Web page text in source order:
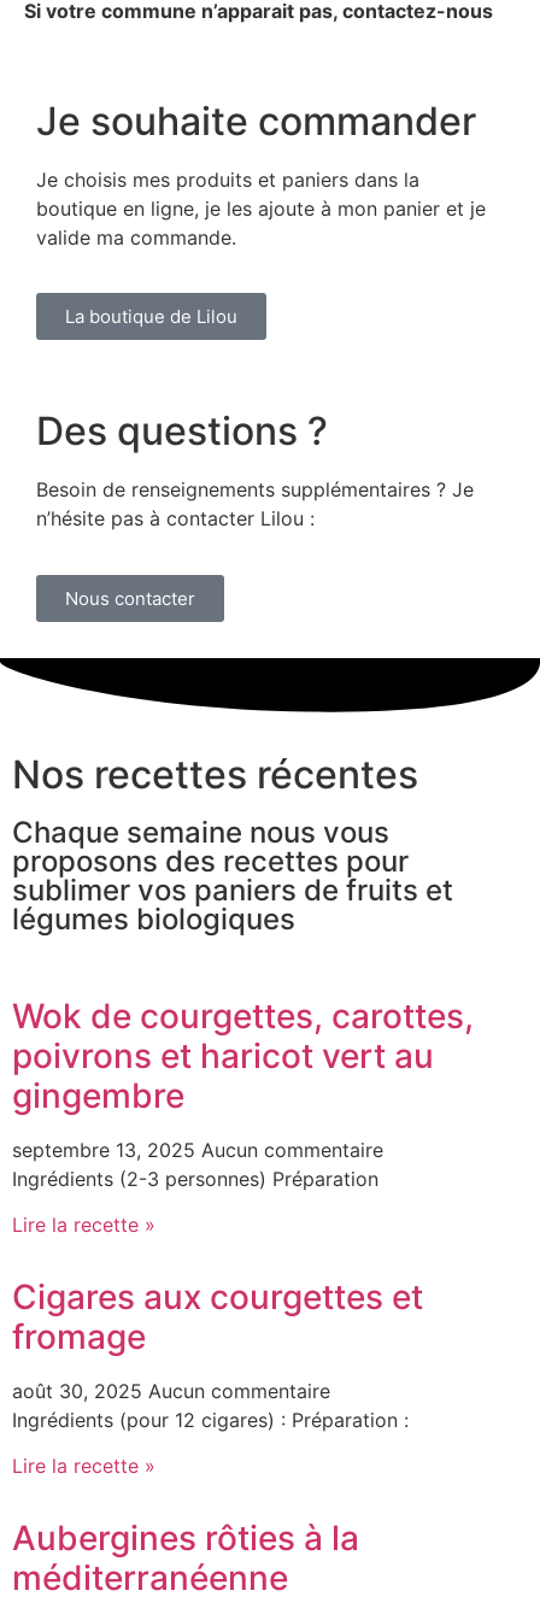
Si votre commune n’apparait pas, contactez-nous
Je souhaite commander
Je choisis mes produits et paniers dans la
boutique en ligne, je les ajoute à mon panier et je
valide ma commande.
La boutique de Lilou
Des questions ?
Besoin de renseignements supplémentaires ? Je
n’hésite pas à contacter Lilou :
Nous contacter
Nos recettes récentes
Chaque semaine nous vous
proposons des recettes pour
sublimer vos paniers de fruits et
légumes biologiques
Wok de courgettes, carottes,
poivrons et haricot vert au
gingembre
septembre 13, 2025 Aucun commentaire
Ingrédients (2-3 personnes) Préparation
Lire la recette »
Cigares aux courgettes et
fromage
août 30, 2025 Aucun commentaire
Ingrédients (pour 12 cigares) : Préparation :
Lire la recette »
Aubergines rôties à la
méditerranéenne